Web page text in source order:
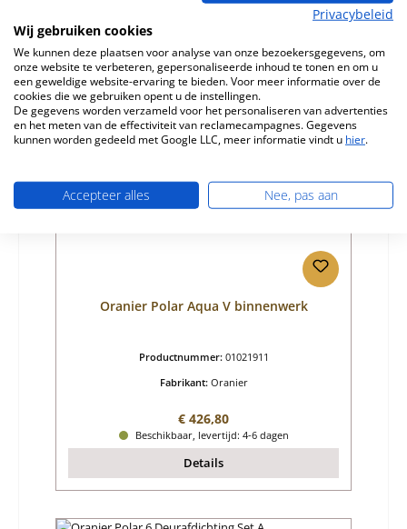
Normale prijs:
€ 37,90
Details
Nog 10 op voorraad!
Oranier Polar Aqua V binnenwerk
Productnummer: 01021911
Fabrikant: Oranier
Normale prijs:
€ 426,80
Beschikbaar, levertijd: 4-6 dagen
Details
Privacybeleid
Wij gebruiken cookies
We kunnen deze plaatsen voor analyse van onze bezoekersgegevens, om
onze website te verbeteren, gepersonaliseerde inhoud te tonen en om u
een geweldige website-ervaring te bieden. Voor meer informatie over de
cookies die we gebruiken opent u de instellingen.
De gegevens worden verzameld voor het personaliseren van advertenties
en het meten van de effectiviteit van reclamecampagnes. Gegevens
kunnen worden gedeeld met Google LLC, meer informatie vindt u hier.
Accepteer alles Nee, pas aan